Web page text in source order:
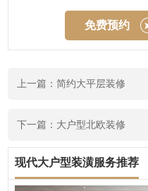
免费预约
上一篇：简约大平层装修
下一篇：大户型北欧装修
现代大户型装潢服务推荐